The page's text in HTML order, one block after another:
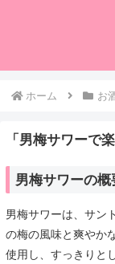
ホーム お
「男梅サワーで
男梅サワーの概
男梅サワーは、サン
の梅の風味と爽やか
使用し、すっきりと